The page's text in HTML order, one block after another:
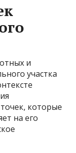
и
участка
которые
на его